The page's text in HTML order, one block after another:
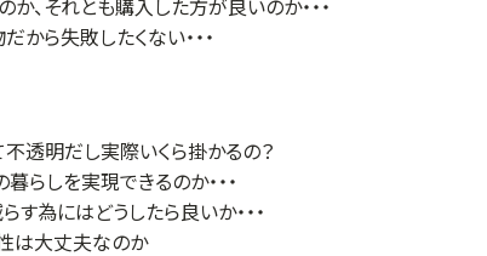
、それとも購入した方が良いのか・・・
ら失敗したくない・・・
不透明だし実際いくら掛かるの？
らしを実現できるのか・・・
為にはどうしたら良いか・・・
は大丈夫なのか